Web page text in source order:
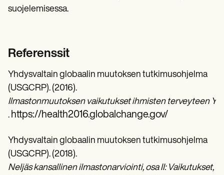
suojelemisessa.
Referenssit
Yhdysvaltain globaalin muutoksen tutkimusohjelma
(USGCRP). (2016).
Ilmastonmuutoksen vaikutukset ihmisten terveyteen
. https://health2016.globalchange.gov/
Yhdysvaltain globaalin muutoksen tutkimusohjelma
(USGCRP). (2018).
Neljäs kansallinen ilmastonarviointi, osa II: Vaikutukset,